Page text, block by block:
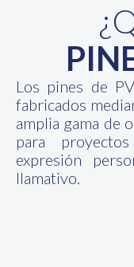
Los pines de
fabricados
amplia gama de
para
expresión
llamativo.